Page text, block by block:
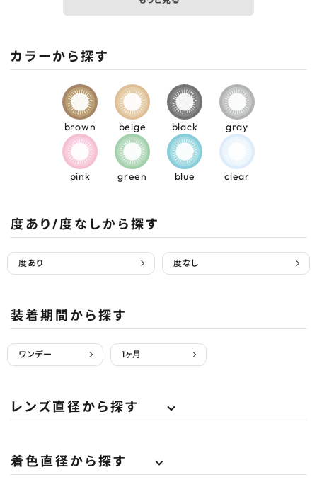
カラーから探す
brown beige black gray
pink green blue clear
度あり/度なしから探す
度あり 度なし
装着期間から探す
ワンデー 1ヶ月
レンズ直径から探す
着色直径から探す